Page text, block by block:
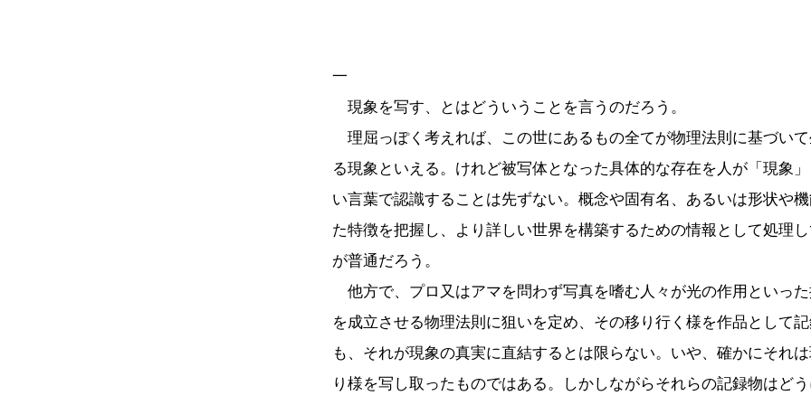
一
現象を写す、とはどういうことを言うのだろう。
理屈っぽく考えれば、この世にあるもの全てが物理法則に基づい
る現象といえる。けれど被写体となった具体的な存在を人が「現象
い言葉で認識することは先ずない。概念や固有名、あるいは形状や
た特徴を把握し、より詳しい世界を構築するための情報として処理
が普通だろう。
他方で、プロ又はアマを問わず写真を嗜む人々が光の作用といっ
を成立させる物理法則に狙いを定め、その移り行く様を作品として
も、それが現象の真実に直結するとは限らない。いや、確かにそれ
り様を写し取ったものではある。しかしながらそれらの記録物はど